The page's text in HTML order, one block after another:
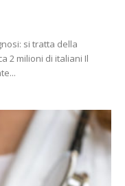
si tratta della
2 milioni di italiani Il